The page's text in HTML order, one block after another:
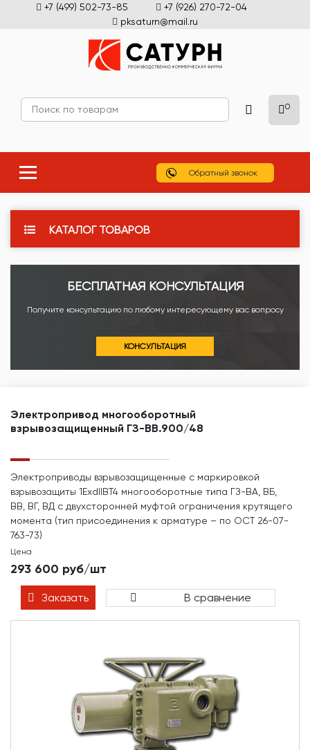
+7 (499) 502-73-85
+7 (926) 270-72-04
pksaturn@mail.ru
0
Обратный звонок
КАТАЛОГ ТОВАРОВ
БЕСПЛАТНАЯ КОНСУЛЬТАЦИЯ
Получите консультацию по любому интересующему вас вопросу
КОНСУЛЬТАЦИЯ
Электропривод многооборотный
взрывозащищенный ГЗ-ВВ.900/48
Электроприводы взрывозащищенные с маркировкой
взрывозащиты 1ЕхdIIBТ4 многооборотные типа ГЗ-ВА, ВБ,
ВВ, ВГ, ВД с двухсторонней муфтой ограничения крутящего
момента (тип присоединения к арматуре – по ОСТ 26-07-
763-73)
Цена
293 600 руб/шт
Заказать В сравнение